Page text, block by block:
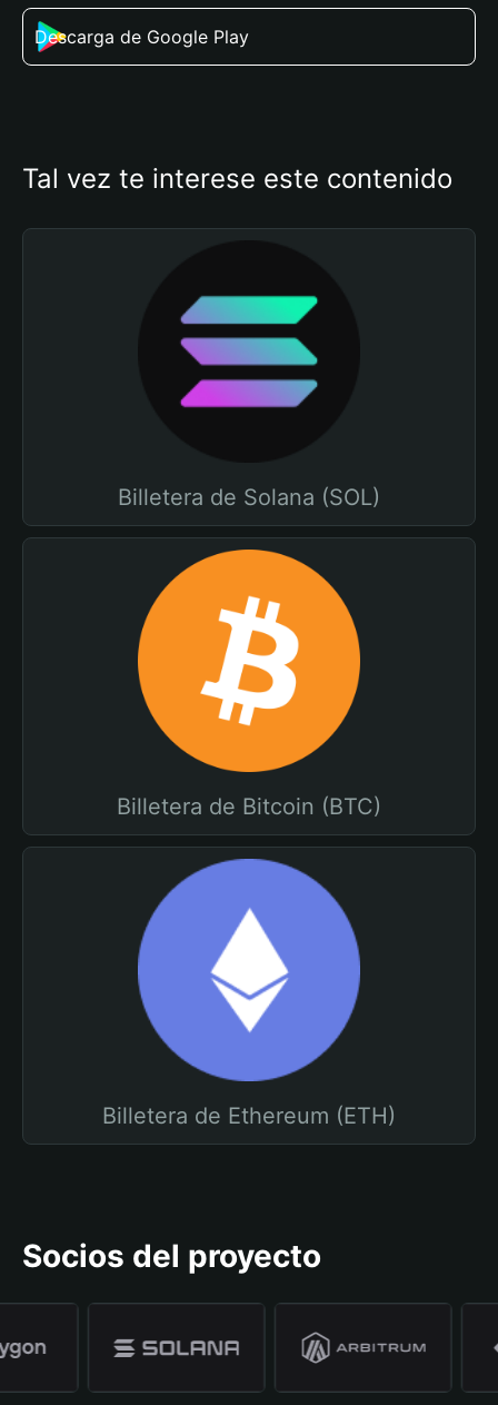
Descarga de Google Play
Tal vez te interese este contenido
Billetera de Solana (SOL)
Billetera de Bitcoin (BTC)
Billetera de Ethereum (ETH)
Socios del proyecto